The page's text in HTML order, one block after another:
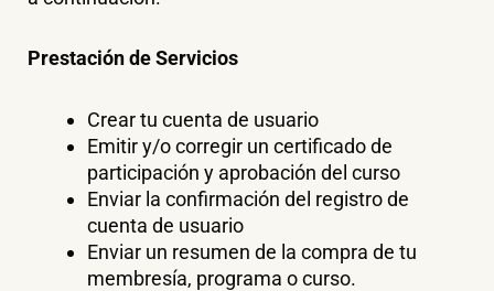
Prestación de Servicios
Crear tu cuenta de usuario
Emitir y/o corregir un certificado de
participación y aprobación del curso
Enviar la confirmación del registro de
cuenta de usuario
Enviar un resumen de la compra de tu
membresía, programa o curso.